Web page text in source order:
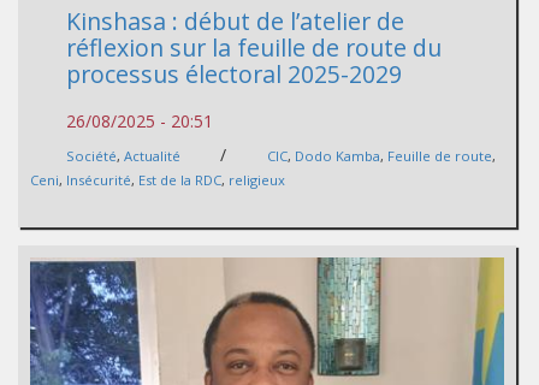
Kinshasa : début de l’atelier de
réflexion sur la feuille de route du
processus électoral 2025-2029
26/08/2025 - 20:51
Société, Actualité / CIC, Dodo Kamba, Feuille de route,
Ceni, Insécurité, Est de la RDC, religieux